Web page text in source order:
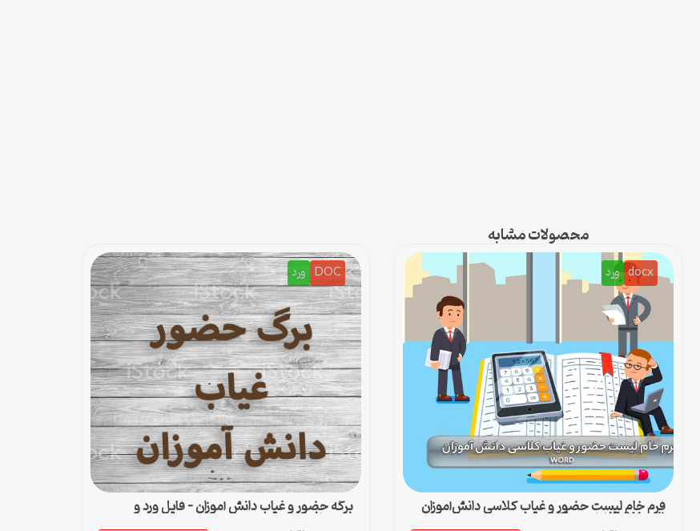
محصولات مشابه
docx ورد
فرم خام لیست حضور و غیاب کلاسی دانش‌آموزان
(Word) | فایل ورد قابل ویرایش
DOC ورد
برگه حضور و غیاب دانش آموزان – فایل ورد و
پی‌دی‌اف